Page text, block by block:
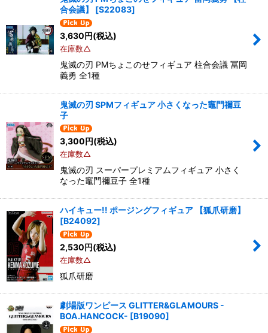
合会議】
[S22083]
3,630円(税込)
在庫数△
鬼滅の刃 PMちょこのせフィギュア 柱合会議 冨岡
義勇 全1種
鬼滅の刃 SPMフィギュア 小さくなった竈門禰豆
子
3,300円(税込)
在庫数△
鬼滅の刃 スーパープレミアムフィギュア 小さく
なった竈門禰豆子 全1種
ハイキュー!! ポージングフィギュア 【狐爪研磨】
[B24092]
2,530円(税込)
在庫数△
狐爪研磨
劇場版ワンピース GLITTER&GLAMOURS -
BOA.HANCOCK- [B19090]